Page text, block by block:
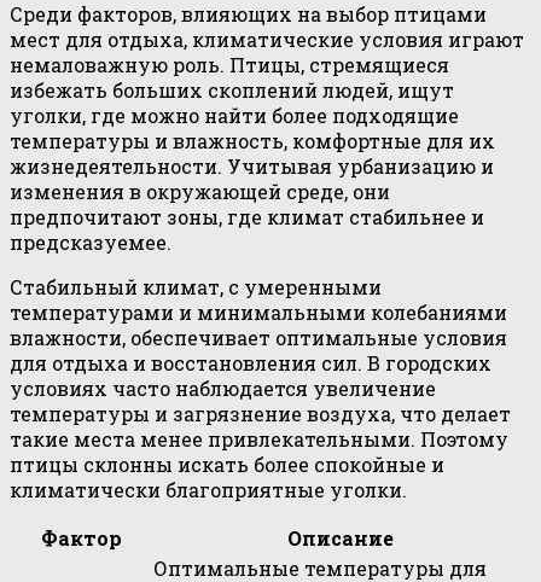
Среди факторов, влияющих на выбор птицами
мест для отдыха, климатические условия играют
немаловажную роль. Птицы, стремящиеся
избежать больших скоплений людей, ищут
уголки, где можно найти более подходящие
температуры и влажность, комфортные для их
жизнедеятельности. Учитывая урбанизацию и
изменения в окружающей среде, они
предпочитают зоны, где климат стабильнее и
предсказуемее.
Стабильный климат, с умеренными
температурами и минимальными колебаниями
влажности, обеспечивает оптимальные условия
для отдыха и восстановления сил. В городских
условиях часто наблюдается увеличение
температуры и загрязнение воздуха, что делает
такие места менее привлекательными. Поэтому
птицы склонны искать более спокойные и
климатически благоприятные уголки.
Фактор
Описание
Оптимальные температуры для